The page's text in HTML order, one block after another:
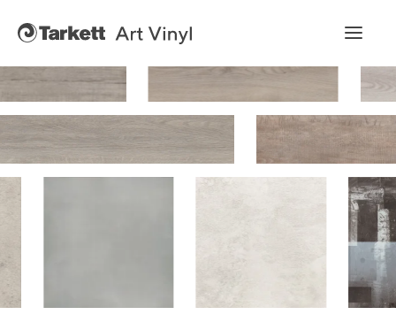
Art Vinyl
Коллекции
Укладка
Art Vinyl в интерьере